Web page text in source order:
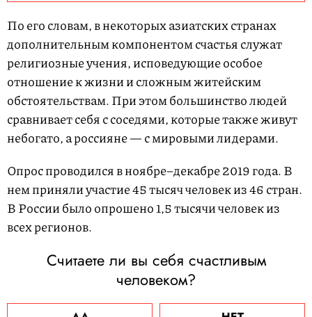
По его словам, в некоторых азиатских странах
дополнительным компонентом счастья служат
религиозные учения, исповедующие особое
отношение к жизни и сложным житейским
обстоятельствам. При этом большинство людей
сравнивает себя с соседями, которые также живут
небогато, а россияне — с мировыми лидерами.
Опрос проводился в ноябре–декабре 2019 года. В
нем приняли участие 45 тысяч человек из 46 стран.
В России было опрошено 1,5 тысячи человек из
всех регионов.
Считаете ли вы себя счастливым
человеком?